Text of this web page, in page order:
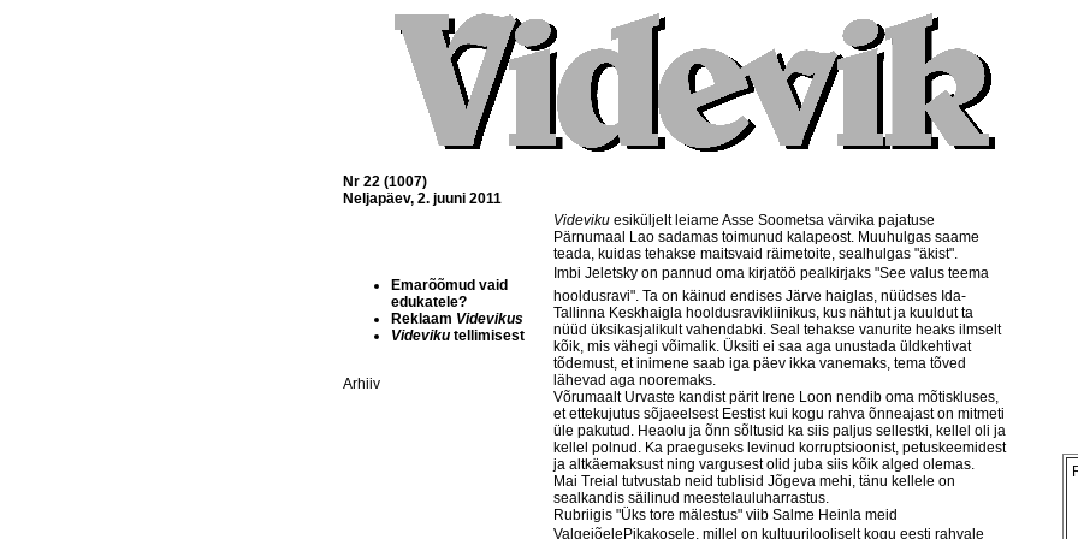
Nr 22 (1007)
Neljapäev, 2. juuni 2011
Emarõõmud vaid
edukatele?
Reklaam Videvikus
Videviku tellimisest
Arhiiv
Videviku esiküljelt leiame Asse Soometsa värvika pajatuse
Pärnumaal Lao sadamas toimunud kalapeost. Muuhulgas saame
teada, kuidas tehakse maitsvaid räimetoite, sealhulgas "äkist".
Imbi Jeletsky on pannud oma kirjatöö pealkirjaks "See valus teema 
hooldusravi". Ta on käinud endises Järve haiglas, nüüdses Ida-
Tallinna Keskhaigla hooldusravikliinikus, kus nähtut ja kuuldut ta
nüüd üksikasjalikult vahendabki. Seal tehakse vanurite heaks ilmselt
kõik, mis vähegi võimalik. Üksiti ei saa aga unustada üldkehtivat
tõdemust, et inimene saab iga päev ikka vanemaks, tema tõved
lähevad aga nooremaks.
Võrumaalt Urvaste kandist pärit Irene Loon nendib oma mõtiskluses,
et ettekujutus sõjaeelsest Eestist kui kogu rahva õnneajast on mitmeti
üle pakutud. Heaolu ja õnn sõltusid ka siis paljus sellestki, kellel oli ja
kellel polnud. Ka praeguseks levinud korruptsioonist, petuskeemidest
ja altkäemaksust ning vargusest olid juba siis kõik alged olemas.
Mai Treial tutvustab neid tublisid Jõgeva mehi, tänu kellele on
sealkandis säilinud meestelauluharrastus.
Rubriigis "Üks tore mälestus" viib Salme Heinla meid
ValgejõelePikakosele, millel on kultuurilooliselt kogu eesti rahvale